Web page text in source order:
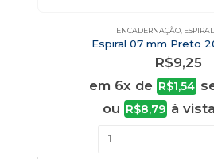
ENCADERNAÇÃO
Espiral 07 mm Preto
R$9,25
em 6x de R$1,54
ou R$8,79 à